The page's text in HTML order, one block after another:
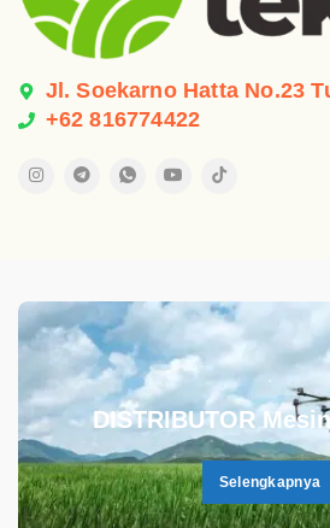
Jl. Soekarno Hatta No.23
+62 816774422
.
DISTRIBUTOR
Selengkapnya